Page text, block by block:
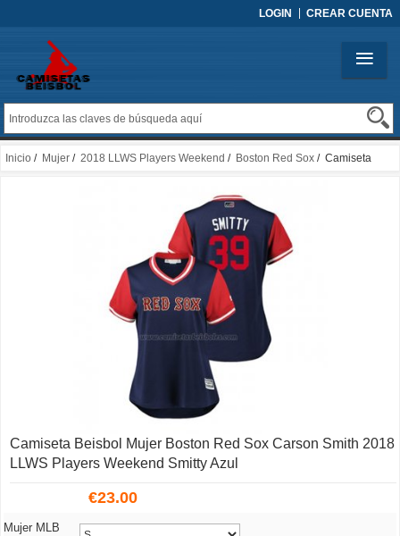
LOGIN CREAR CUENTA
Inicio / Mujer / 2018 LLWS Players Weekend / Boston Red Sox / Camiseta
Camiseta Beisbol Mujer Boston Red Sox Carson Smith 2018
LLWS Players Weekend Smitty Azul
€23.00
Mujer MLB